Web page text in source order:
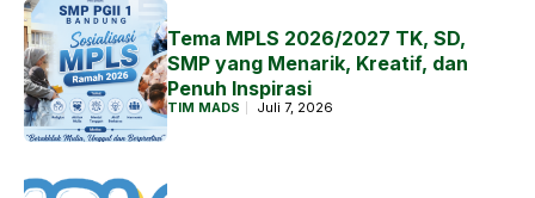
Tema MPLS 2026/2027 TK, SD,
SMP yang Menarik, Kreatif, dan
Penuh Inspirasi
TIM MADS Juli 7, 2026